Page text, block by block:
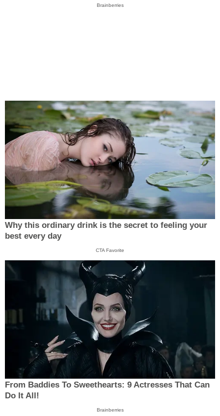
Brainberries
Why this ordinary drink is the secret to feeling your
best every day
CTA Favorite
From Baddies To Sweethearts: 9 Actresses That Can
Do It All!
Brainberries